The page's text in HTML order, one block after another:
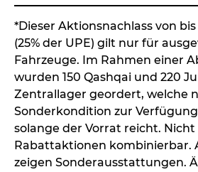
*Dieser Aktionsnachlass von bis
(25% der UPE) gilt nur für
Fahrzeuge. Im Rahmen einer
wurden 150 Qashqai und 220
Zentrallager geordert, welche
Sonderkondition zur
solange der Vorrat reicht.
Rabattaktionen kombinierbar.
zeigen Sonderausstattungen.